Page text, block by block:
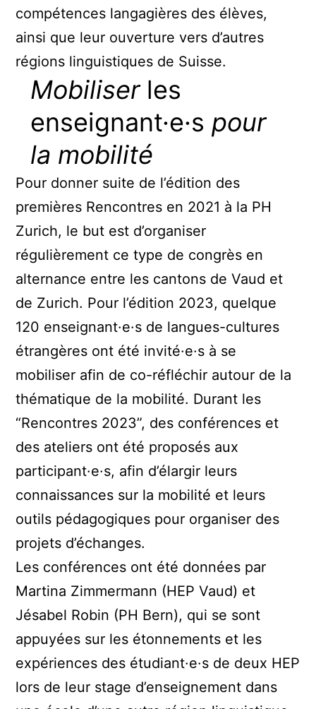
compétences langagières des élèves,
ainsi que leur ouverture vers d’autres
régions linguistiques de Suisse.
Mobiliser les
enseignant·e·s pour
la mobilité
Pour donner suite de l’édition des
premières Rencontres en 2021 à la PH
Zurich, le but est d’organiser
régulièrement ce type de congrès en
alternance entre les cantons de Vaud et
de Zurich. Pour l’édition 2023, quelque
120 enseignant·e·s de langues-cultures
étrangères ont été invité·e·s à se
mobiliser afin de co-réfléchir autour de la
thématique de la mobilité. Durant les
“Rencontres 2023”, des conférences et
des ateliers ont été proposés aux
participant·e·s, afin d’élargir leurs
connaissances sur la mobilité et leurs
outils pédagogiques pour organiser des
projets d’échanges.
Les conférences ont été données par
Martina Zimmermann (HEP Vaud) et
Jésabel Robin (PH Bern), qui se sont
appuyées sur les étonnements et les
expériences des étudiant·e·s de deux HEP
lors de leur stage d’enseignement dans